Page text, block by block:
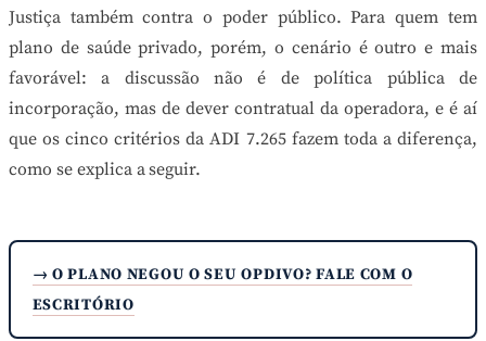
Justiça também contra o poder público. Para quem tem
plano de saúde privado, porém, o cenário é outro e mais
favorável: a discussão não é de política pública de
incorporação, mas de dever contratual da operadora, e é aí
que os cinco critérios da ADI 7.265 fazem toda a diferença,
como se explica a seguir.
→ O PLANO NEGOU O SEU OPDIVO? FALE COM O
ESCRITÓRIO